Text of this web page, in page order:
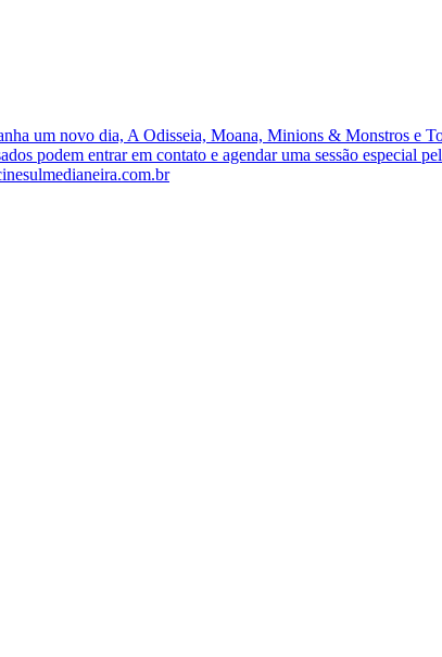
um novo dia, A Odisseia, Moana, Minions & Monstros e
podem entrar em contato e agendar uma sessão